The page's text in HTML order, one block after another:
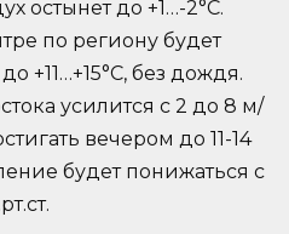
остынет до +1…-2°C.
по региону будет
+11…+15°C, без дождя.
усилится с 2 до 8 м/
вечером до 11-14
будет понижаться с